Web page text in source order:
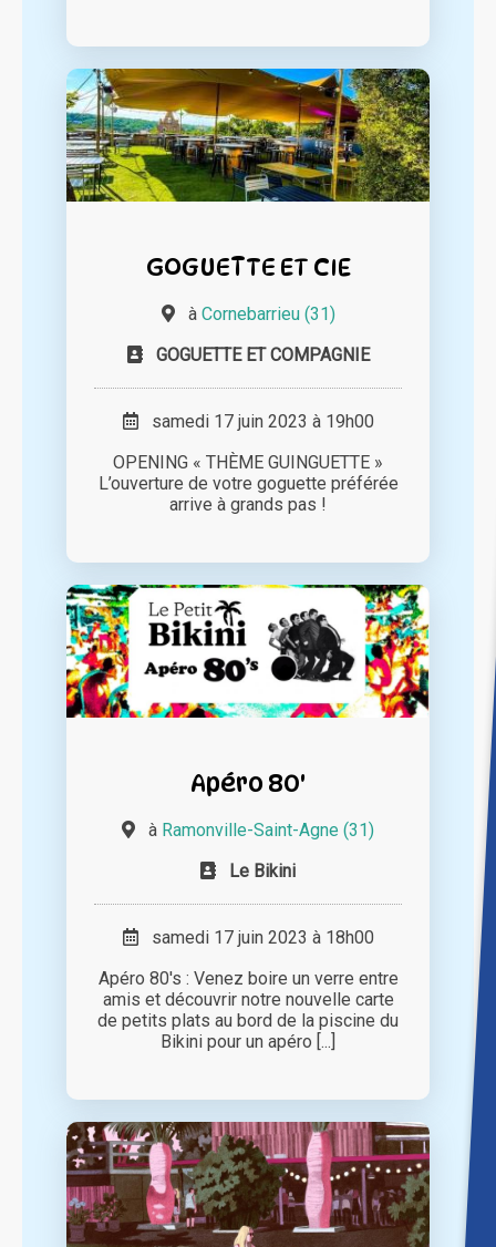
GOGUETTE ET CIE
à Cornebarrieu (31)
GOGUETTE ET COMPAGNIE
samedi 17 juin 2023 à 19h00
OPENING « THÈME GUINGUETTE »
L’ouverture de votre goguette préférée
arrive à grands pas !
Apéro 80'
à Ramonville-Saint-Agne (31)
Le Bikini
samedi 17 juin 2023 à 18h00
Apéro 80's : Venez boire un verre entre
amis et découvrir notre nouvelle carte
de petits plats au bord de la piscine du
Bikini pour un apéro [...]